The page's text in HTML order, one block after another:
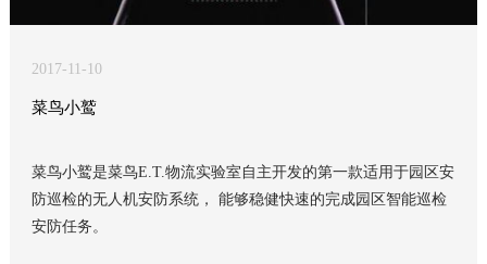
2017-11-10
菜鸟小鹫
菜鸟小鹫是菜鸟E.T.物流实验室自主开发的第一款适用于园区安
防巡检的无人机安防系统， 能够稳健快速的完成园区智能巡检
安防任务。